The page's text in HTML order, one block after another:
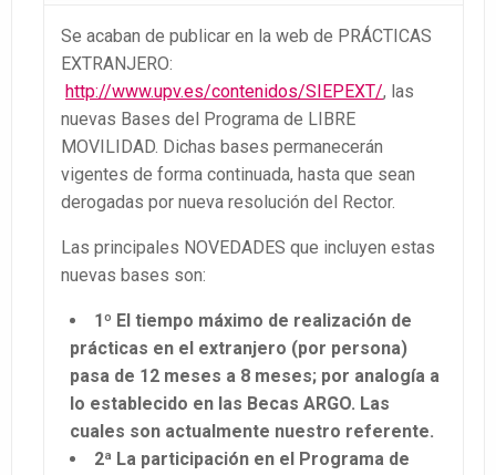
Se acaban de publicar en la web de PRÁCTICAS
EXTRANJERO:
http://www.upv.es/contenidos/SIEPEXT/, las
nuevas Bases del Programa de LIBRE
MOVILIDAD. Dichas bases permanecerán
vigentes de forma continuada, hasta que sean
derogadas por nueva resolución del Rector.
Las principales NOVEDADES que incluyen estas
nuevas bases son:
1º El tiempo máximo de realización de
prácticas en el extranjero (por persona)
pasa de 12 meses a 8 meses; por analogía a
lo establecido en las Becas ARGO. Las
cuales son actualmente nuestro referente.
2ª La participación en el Programa de